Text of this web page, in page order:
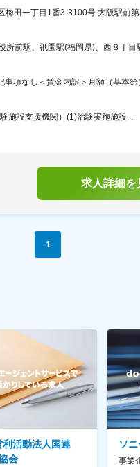
田一丁目1番3-3100号 大阪駅前第
所前駅、祇園駅(福岡県)、西８丁目
項なし＜賃金内訳＞月額（基本給
設支援機関）(1)治験実施施設...
求人詳細を
1
利活動法人国連
会
ソ
事業